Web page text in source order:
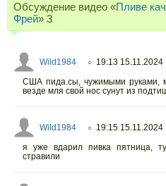
Обсуждение видео «Пливе
Фрей» 3
Wild1984 ○ 19:13 15.11.2024
США пида.сы, чужимыми руками,
везде мля свой нос сунут из
Wild1984 ○ 19:15 15.11.2024
я уже вдарил пивка пятница,
стравили